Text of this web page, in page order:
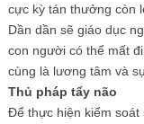
cực kỳ tán thưởng còn
Dần dần sẽ giáo dục
con người có thể mất
cùng là lương tâm và
Thủ pháp tẩy não
Để thực hiện kiểm